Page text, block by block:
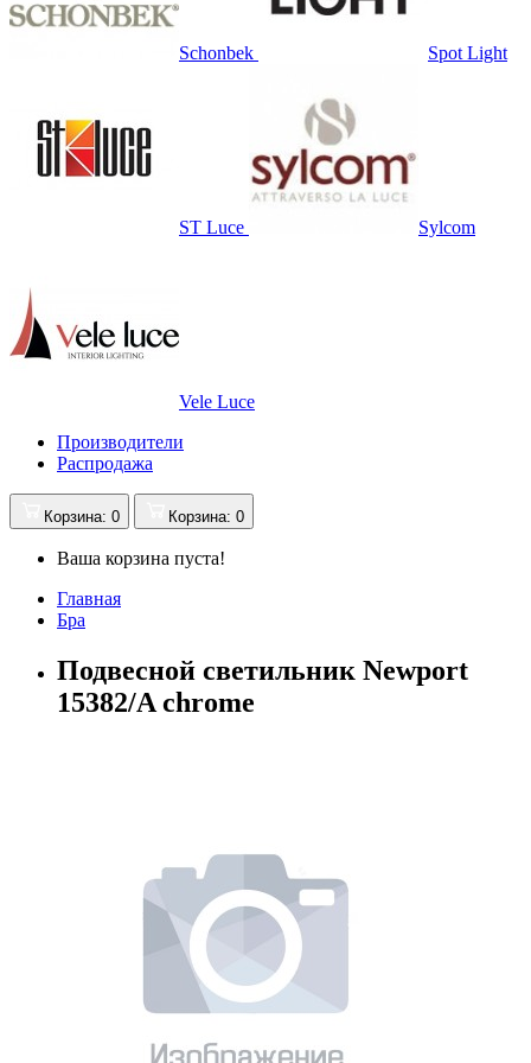
Schonbek Spot Light
ST Luce Sylcom
Vele Luce
Производители
Распродажа
Корзина: 0 Корзина: 0
Ваша корзина пуста!
Главная
Бра
Подвесной светильник Newport
15382/A chrome